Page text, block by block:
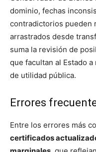
dominio, fechas
contradictorios pueden
arrastrados desde
suma la revisión de
que facultan al Estado
de utilidad pública.
Errores
Entre los errores más
certificados